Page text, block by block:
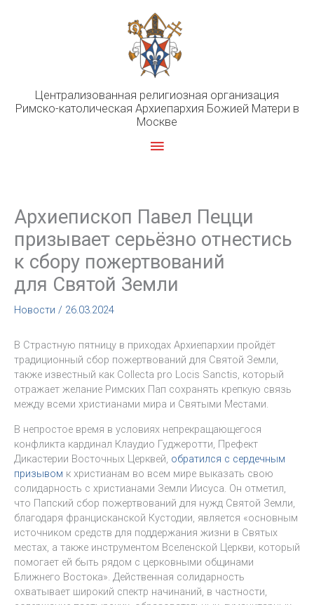
Централизованная религиозная организация
Римско-католическая Архиепархия Божией Матери в
Москве
Главное
Архиепископ Павел Пецци
призывает серьёзно отнестись
к сбору пожертвований
для Святой Земли
Новости / 26.03.2024
В Страстную пятницу в приходах Архиепархии пройдёт
традиционный сбор пожертвований для Святой Земли,
также известный как Collecta pro Locis Sanctis, который
отражает желание Римских Пап сохранять крепкую связь
между всеми христианами мира и Святыми Местами.
В непростое время в условиях непрекращающегося
конфликта кардинал Клаудио Гуджеротти, Префект
Дикастерии Восточных Церквей, обратился с сердечным
призывом к христианам во всем мире выказать свою
солидарность с христианами Земли Иисуса. Он отметил,
что Папский сбор пожертвований для нужд Святой Земли,
благодаря францисканской Кустодии, является «основным
источником средств для поддержания жизни в Святых
местах, а также инструментом Вселенской Церкви, который
помогает ей быть рядом с церковными общинами
Ближнего Востока». Действенная солидарность
охватывает широкий спектр начинаний, в частности,